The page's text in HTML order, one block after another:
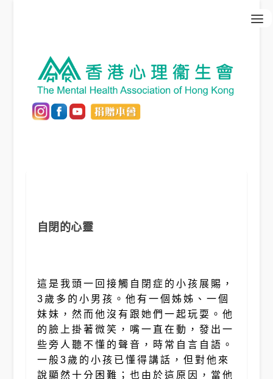
自閉的心靈
這是我頭一回接觸自閉症的小孩展賜，
3歲多的小男孩。他有一個姊姊、一個
妹妹，然而他沒有跟她們一起玩耍。他
的臉上掛著微笑，嘴一直在動，發出一
些旁人聽不懂的聲音，時常自言自語。
一般3歲的小孩已懂得講話，但對他來
說顯然十分困難；也由於這原因，當他